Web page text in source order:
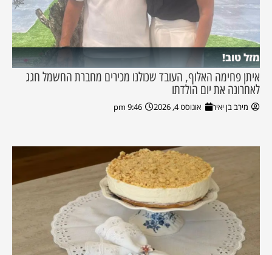
מזל טוב!
איתן פחימה האלוף, העובד שכולנו מכירים מחברת החשמל חגג
לאחרונה את יום הולדתו
מירב בן יאיר אוגוסט 4, 2026 9:46 pm